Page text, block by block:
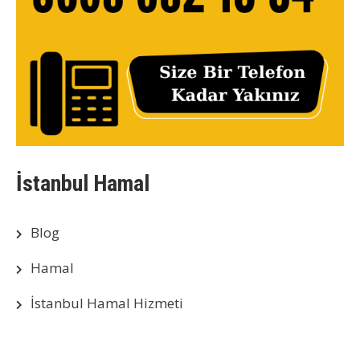
İstanbul Hamal
Blog
Hamal
İstanbul Hamal Hizmeti